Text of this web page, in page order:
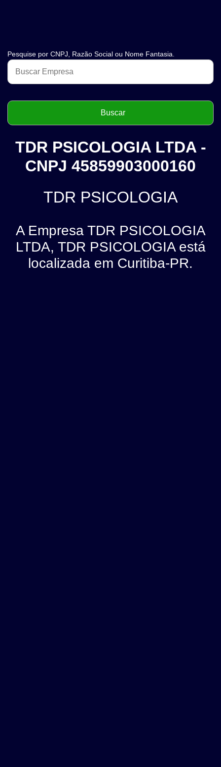
Pesquise por CNPJ, Razão Social ou Nome Fantasia.
TDR PSICOLOGIA LTDA -
CNPJ 45859903000160
TDR PSICOLOGIA
A Empresa TDR PSICOLOGIA
LTDA, TDR PSICOLOGIA está
localizada em Curitiba-PR.